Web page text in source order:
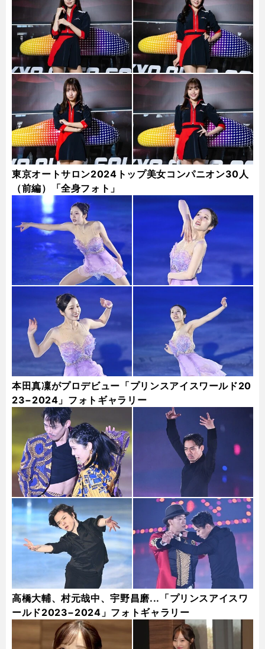
東京オートサロン2024トップ美女コンパニオン30人
（前編）「全身フォト」
本田真凜がプロデビュー「プリンスアイスワールド20
23−2024」フォトギャラリー
高橋大輔、村元哉中、宇野昌磨...「プリンスアイスワ
ールド2023−2024」フォトギャラリー